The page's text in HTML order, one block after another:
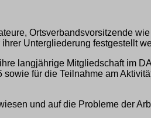
Ortsverbandsvorsitzende
Untergliederung festgestellt
langjährige Mitgliedschaft im
für die Teilnahme am
und auf die Probleme der